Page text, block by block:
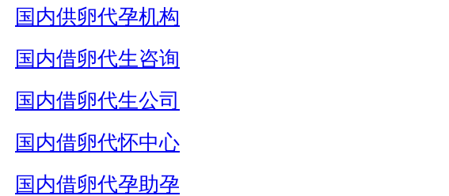
国内供卵代孕机构
国内借卵代生咨询
国内借卵代生公司
国内借卵代怀中心
国内借卵代孕助孕